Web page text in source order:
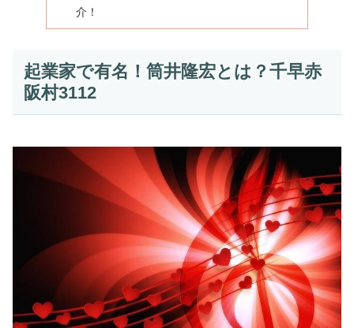
介！
起業家で有名！筒井隆宏とは？千早赤
阪村3112